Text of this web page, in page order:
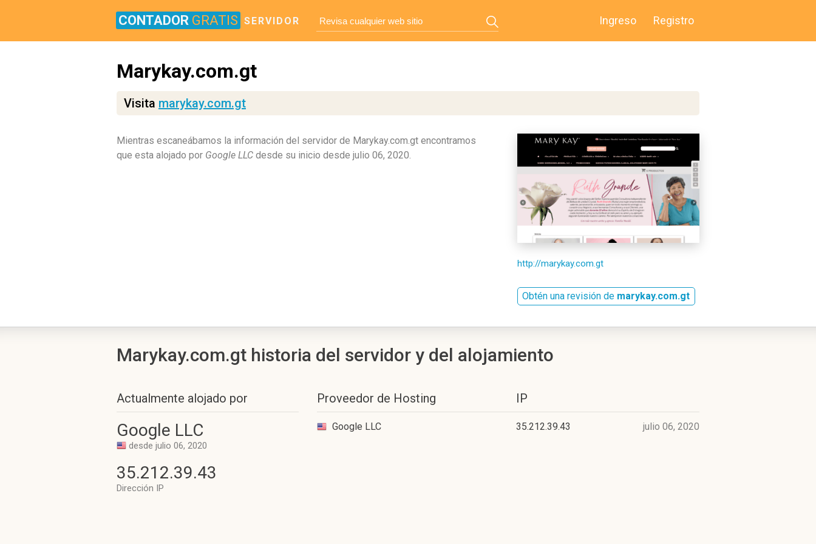
CONTADOR GRATIS SERVIDOR Ingreso Registro
Marykay.com.gt
Visita marykay.com.gt
Mientras escaneábamos la información del servidor de Marykay.com.gt encontramos
que esta alojado por Google LLC desde su inicio desde julio 06, 2020.
http://marykay.com.gt
Obtén una revisión de marykay.com.gt
Marykay.com.gt historia del servidor y del alojamiento
Actualmente alojado por
Google LLC
desde julio 06, 2020
35.212.39.43
Dirección IP
Proveedor de Hosting IP
Google LLC 35.212.39.43 julio 06, 2020